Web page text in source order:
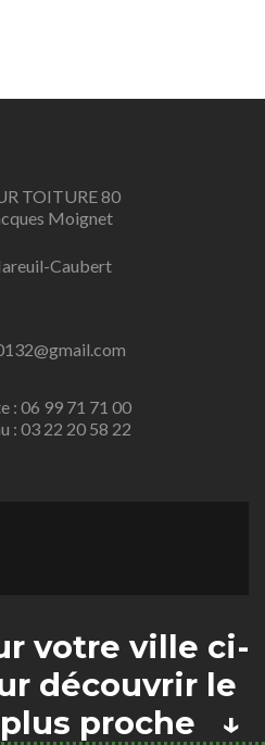
TOITURE 80
Moignet
Caubert
: 06 99 71 71 00
: 03 22 20 58 22
votre ville ci-
découvrir le
proche ↓